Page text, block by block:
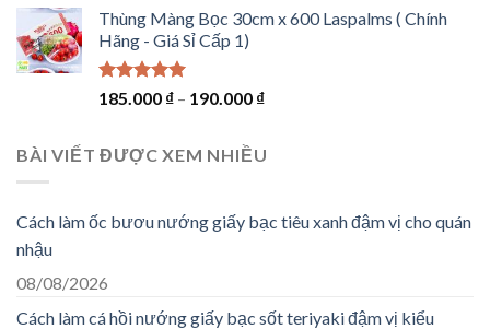
5 sao
Thùng Màng Bọc 30cm x 600 Laspalms ( Chính
Hãng - Giá Sỉ Cấp 1)
Được xếp
185.000 ₫ – 190.000 ₫
BÀI VIẾT ĐƯỢC XEM NHIỀU
Cách làm ốc bươu nướng giấy bạc tiêu xanh đậm vị cho quán
nhậu
08/08/2026
Cách làm cá hồi nướng giấy bạc sốt teriyaki đậm vị kiểu